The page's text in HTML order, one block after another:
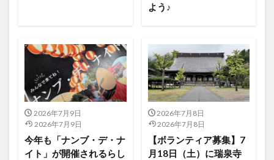
よう♪
2026年7月9日
2026年7月9日
今年も「ナンブ・デ・ナ
イト」が開催されるらし
2026年7月8日
2026年7月8日
【ボランティア募集】7
月18日（土）に瑞泉寺